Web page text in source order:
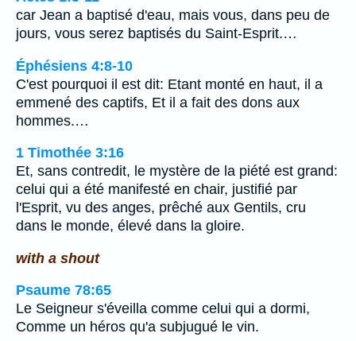
car Jean a baptisé d'eau, mais vous, dans peu de
jours, vous serez baptisés du Saint-Esprit.…
Éphésiens 4:8-10
C'est pourquoi il est dit: Etant monté en haut, il a
emmené des captifs, Et il a fait des dons aux
hommes.…
1 Timothée 3:16
Et, sans contredit, le mystère de la piété est grand:
celui qui a été manifesté en chair, justifié par
l'Esprit, vu des anges, prêché aux Gentils, cru
dans le monde, élevé dans la gloire.
with a shout
Psaume 78:65
Le Seigneur s'éveilla comme celui qui a dormi,
Comme un héros qu'a subjugué le vin.